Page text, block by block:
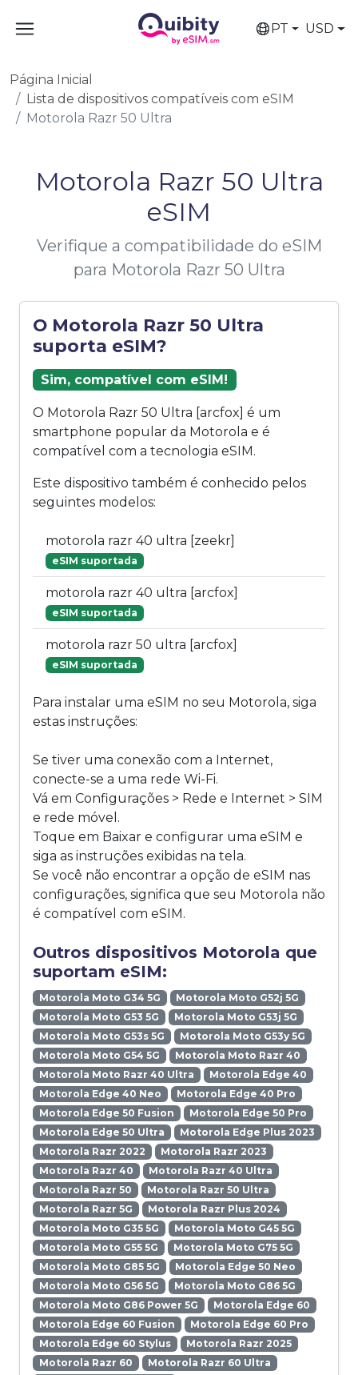
PT USD
Página Inicial
Lista de dispositivos compatíveis com eSIM
Motorola Razr 50 Ultra
Motorola Razr 50 Ultra
eSIM
Verifique a compatibilidade do eSIM
para Motorola Razr 50 Ultra
O Motorola Razr 50 Ultra
suporta eSIM?
Sim, compatível com eSIM!
O Motorola Razr 50 Ultra [arcfox] é um
smartphone popular da Motorola e é
compatível com a tecnologia eSIM.
Este dispositivo também é conhecido pelos
seguintes modelos:
motorola razr 40 ultra [zeekr]
eSIM suportada
motorola razr 40 ultra [arcfox]
eSIM suportada
motorola razr 50 ultra [arcfox]
eSIM suportada
Para instalar uma eSIM no seu Motorola, siga
estas instruções:
Se tiver uma conexão com a Internet,
conecte-se a uma rede Wi-Fi.
Vá em Configurações > Rede e Internet > SIM
e rede móvel.
Toque em Baixar e configurar uma eSIM e
siga as instruções exibidas na tela.
Se você não encontrar a opção de eSIM nas
configurações, significa que seu Motorola não
é compatível com eSIM.
Outros dispositivos Motorola que
suportam eSIM:
Motorola Moto G34 5G
Motorola Moto G52j 5G
Motorola Moto G53 5G
Motorola Moto G53j 5G
Motorola Moto G53s 5G
Motorola Moto G53y 5G
Motorola Moto G54 5G
Motorola Moto Razr 40
Motorola Moto Razr 40 Ultra
Motorola Edge 40
Motorola Edge 40 Neo
Motorola Edge 40 Pro
Motorola Edge 50 Fusion
Motorola Edge 50 Pro
Motorola Edge 50 Ultra
Motorola Edge Plus 2023
Motorola Razr 2022
Motorola Razr 2023
Motorola Razr 40
Motorola Razr 40 Ultra
Motorola Razr 50
Motorola Razr 50 Ultra
Motorola Razr 5G
Motorola Razr Plus 2024
Motorola Moto G35 5G
Motorola Moto G45 5G
Motorola Moto G55 5G
Motorola Moto G75 5G
Motorola Moto G85 5G
Motorola Edge 50 Neo
Motorola Moto G56 5G
Motorola Moto G86 5G
Motorola Moto G86 Power 5G
Motorola Edge 60
Motorola Edge 60 Fusion
Motorola Edge 60 Pro
Motorola Edge 60 Stylus
Motorola Razr 2025
Motorola Razr 60
Motorola Razr 60 Ultra